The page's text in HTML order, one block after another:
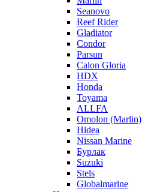
Seanovo
Reef Rider
Gladiator
Condor
Parsun
Calon Gloria
HDX
Honda
Toyama
ALLFA
Omolon (Marlin)
Hidea
Nissan Marine
Бурлак
Suzuki
Stels
Globalmarine